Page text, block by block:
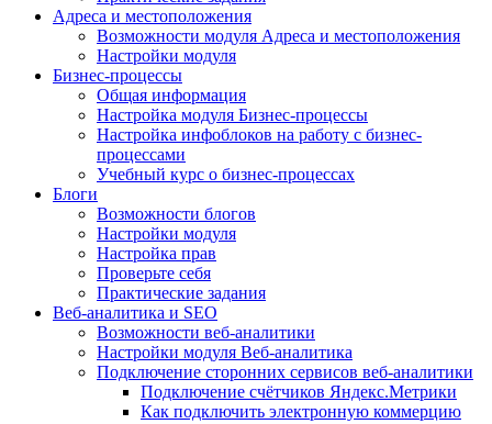
Адреса и местоположения
Возможности модуля Адреса и местоположения
Настройки модуля
Бизнес-процессы
Общая информация
Настройка модуля Бизнес-процессы
Настройка инфоблоков на работу с бизнес-
процессами
Учебный курс о бизнес-процессах
Блоги
Возможности блогов
Настройки модуля
Настройка прав
Проверьте себя
Практические задания
Веб-аналитика и SEO
Возможности веб-аналитики
Настройки модуля Веб-аналитика
Подключение сторонних сервисов веб-аналитики
Подключение счётчиков Яндекс.Метрики
Как подключить электронную коммерцию